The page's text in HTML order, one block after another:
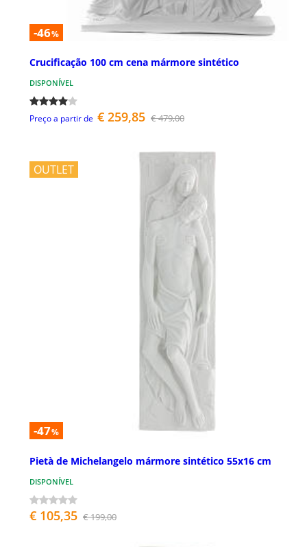
-46%
Crucificação 100 cm cena mármore sintético
DISPONÍVEL
Preço a partir de € 259,85 € 479,00
OUTLET
-47%
Pietà de Michelangelo mármore sintético 55x16 cm
DISPONÍVEL
€ 105,35 € 199,00